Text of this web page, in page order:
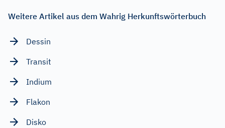
Weitere Artikel aus dem Wahrig Herkunftswörterbuch
Dessin
Transit
Indium
Flakon
Disko